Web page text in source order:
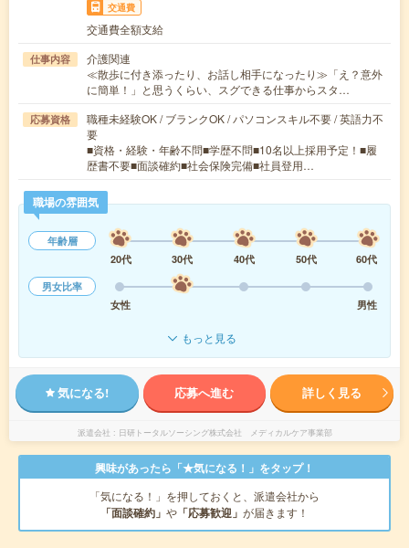
交通費
交通費全額支給
仕事内容
介護関連
≪散歩に付き添ったり、お話し相手になったり≫「え？意外
に簡単！」と思うくらい、スグできる仕事からスタ…
応募資格
職種未経験OK / ブランクOK / パソコンスキル不要 / 英語力不
要
■資格・経験・年齢不問■学歴不問■10名以上採用予定！■履
歴書不要■面談確約■社会保険完備■社員登用…
職場の雰囲気
年齢層
20代
30代 40代 50代
60代
男女比率
女性
男性
もっと見る
気になる! 応募へ進む 詳しく見る
派遣会社 日研トータルソーシング株式会社 メディカルケア事業部
興味があったら「★気になる！」をタップ！
「気になる！」を押しておくと、派遣会社から
「面談確約」 や 「応募歓迎」 が届きます！